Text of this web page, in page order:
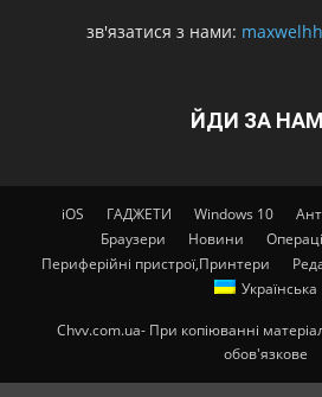
зв'язатися з нами:
ЙДИ ЗА
iOS ГАДЖЕТИ Windows 10
Браузери
Новини
Периферійні пристрої,Принтери
Українська
Chvv.com.ua- При копіюванні
обов'язкове